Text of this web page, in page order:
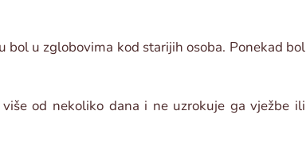
bol u zglobovima kod starijih osoba. Ponekad bol
od nekoliko dana i ne uzrokuje ga vježbe ili